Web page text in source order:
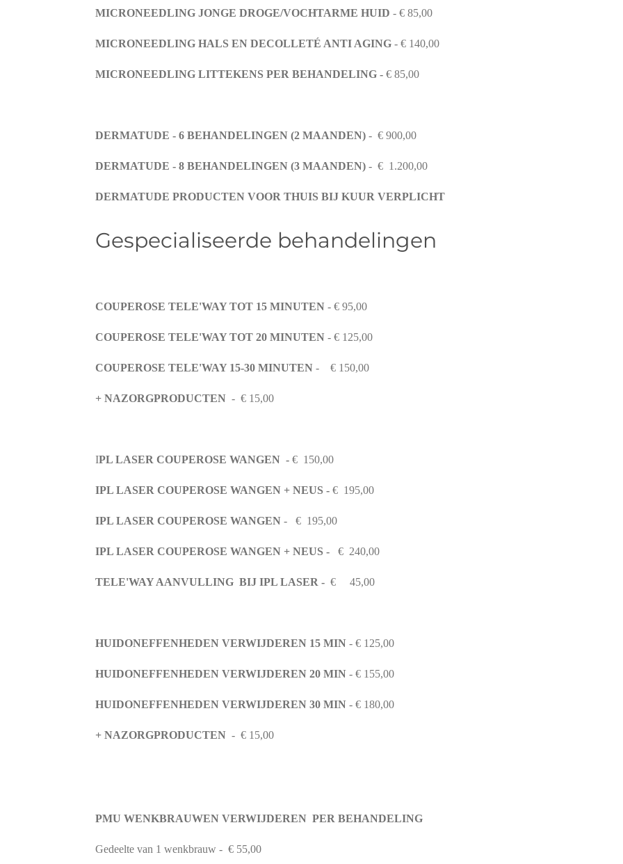
MICRONEEDLING JONGE DROGE/VOCHTARME HUID - € 85,00
MICRONEEDLING HALS EN DECOLLETÉ ANTI AGING - € 140,00
MICRONEEDLING LITTEKENS PER BEHANDELING - € 85,00
DERMATUDE - 6 BEHANDELINGEN (2 MAANDEN) - € 900,00
DERMATUDE - 8 BEHANDELINGEN (3 MAANDEN) - € 1.200,00
DERMATUDE PRODUCTEN VOOR THUIS BIJ KUUR VERPLICHT
Gespecialiseerde behandelingen
COUPEROSE TELE'WAY TOT 15 MINUTEN - € 95,00
COUPEROSE TELE'WAY TOT 20 MINUTEN - € 125,00
COUPEROSE TELE'WAY 15-30 MINUTEN - € 150,00
+ NAZORGPRODUCTEN - € 15,00
IPL LASER COUPEROSE WANGEN - € 150,00
IPL LASER COUPEROSE WANGEN + NEUS - € 195,00
IPL LASER COUPEROSE WANGEN - € 195,00
IPL LASER COUPEROSE WANGEN + NEUS - € 240,00
TELE'WAY AANVULLING BIJ IPL LASER - € 45,00
HUIDONEFFENHEDEN VERWIJDEREN 15 MIN - € 125,00
HUIDONEFFENHEDEN VERWIJDEREN 20 MIN - € 155,00
HUIDONEFFENHEDEN VERWIJDEREN 30 MIN - € 180,00
+ NAZORGPRODUCTEN - € 15,00
PMU WENKBRAUWEN VERWIJDEREN PER BEHANDELING
Gedeelte van 1 wenkbrauw - € 55,00